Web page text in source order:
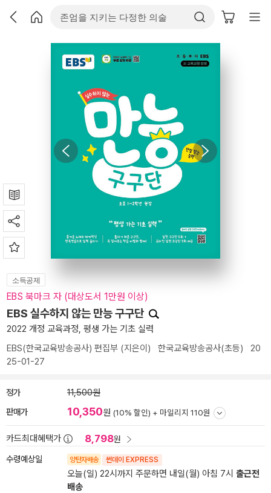
소득공제
EBS 북마크 자 (대상도서 1만원 이상)
EBS 실수하지 않는 만능 구구단
2022 개정 교육과정, 평생 가는 기초 실력
EBS(한국교육방송공사) 편집부 (지은이) 한국교육방송공사(초등) 20
25-01-27
정가 11,500원
판매가 10,350원 (10% 할인) + 마일리지 110원
카드최대혜택가 8,798원
수령예상일 양탄자배송 썬데이 EXPRESS
오늘(일) 22시까지 주문하면 내일(월) 아침 7시 출근전
배송